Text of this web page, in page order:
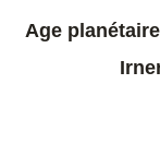
Age